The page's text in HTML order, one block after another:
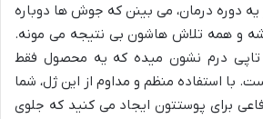
یه دوره درمان، می بینن که جوش ها دوباره
و همه تلاش هاشون بی نتیجه می مونه.
تاپی درم نشون میده که یه محصول فقط
با استفاده منظم و مداوم از این ژل، شما
برای پوستتون ایجاد می کنید که جلوی